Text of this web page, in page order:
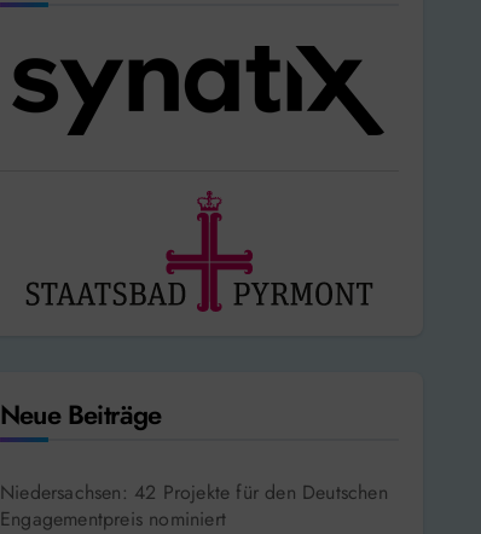
Neue Beiträge
Niedersachsen: 42 Projekte für den Deutschen
Engagementpreis nominiert